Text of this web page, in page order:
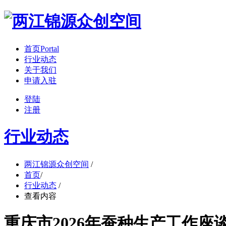
首页Portal
行业动态
关于我们
申请入驻
登陆
注册
行业动态
两江锦源众创空间 /
首页/
行业动态 /
查看内容